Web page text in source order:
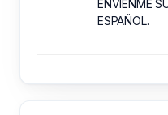
ENVÍENME
ESPAÑOL.